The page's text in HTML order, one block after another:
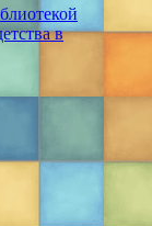
в